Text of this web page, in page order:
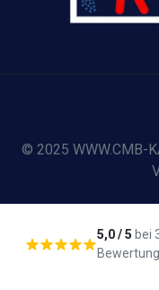
© 2025 WWW.CMB-
5,0 / 5 bei